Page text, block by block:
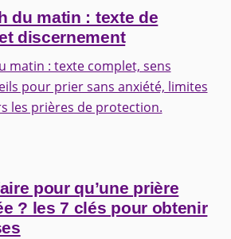
du matin : texte de
discernement
matin : texte complet, sens
pour prier sans anxiété, limites
les prières de protection.
pour qu’une prière
? les 7 clés pour obtenir